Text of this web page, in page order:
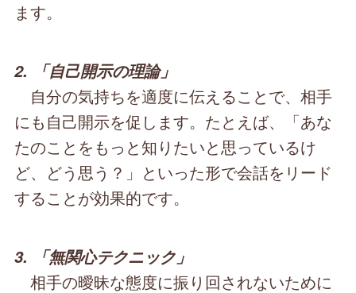
ます。
2. 「自己開示の理論」
自分の気持ちを適度に伝えることで、相手
にも自己開示を促します。たとえば、「あな
たのことをもっと知りたいと思っているけ
ど、どう思う？」といった形で会話をリード
することが効果的です。
3. 「無関心テクニック」
相手の曖昧な態度に振り回されないために